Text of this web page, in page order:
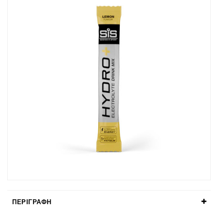
ΠΕΡΙΓΡΑΦΉ